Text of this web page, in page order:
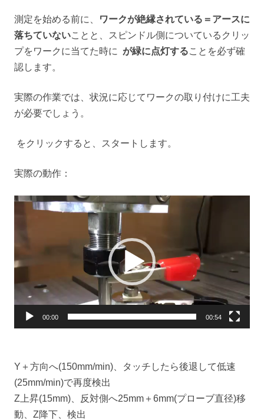
測定を始める前に、
ワークが絶縁されている＝アースに
落ちていないことと、スピンドル側についているクリッ
プをワークに当てた時に が緑に点灯することを必ず確
認します。
実際の作業では、状況に応じてワークの取り付けに工夫
が必要でしょう。
をクリックすると、スタートします。
実際の動作：
動
ー
ー
00:00 00:54
Y＋方向へ(150mm/min)、タッチしたら後退して低速
(25mm/min)で再度検出
Z上昇(15mm)、反対側へ25mm＋6mm(プローブ直径)移
動、Z降下、検出